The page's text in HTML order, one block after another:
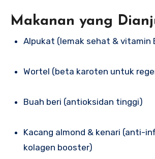
Makanan yang
Alpukat (lemak sehat & vitamin
Wortel (beta karoten untuk
Buah beri (antioksidan tinggi)
Kacang almond & kenari (anti-
kolagen booster)